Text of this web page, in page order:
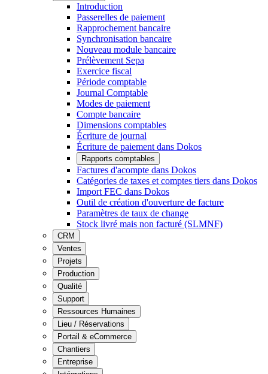
Introduction
Passerelles de paiement
Rapprochement bancaire
Synchronisation bancaire
Nouveau module bancaire
Prélèvement Sepa
Exercice fiscal
Période comptable
Journal Comptable
Modes de paiement
Compte bancaire
Dimensions comptables
Écriture de journal
Écriture de paiement dans Dokos
Rapports comptables
Factures d'acompte dans Dokos
Catégories de taxes et comptes tiers dans Dokos
Import FEC dans Dokos
Outil de création d'ouverture de facture
Paramètres de taux de change
Stock livré mais non facturé (SLMNF)
CRM
Ventes
Projets
Production
Qualité
Support
Ressources Humaines
Lieu / Réservations
Portail & eCommerce
Chantiers
Entreprise